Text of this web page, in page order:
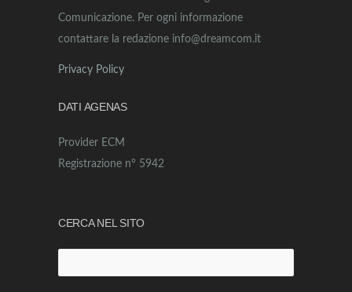
Comunicazione. Per ogni informazione
contattare la redazione info@dreamcom.it
Privacy Policy
DATI AGENAS
Provider ECM
Registrazione n° 5942
CERCA NEL SITO
per: